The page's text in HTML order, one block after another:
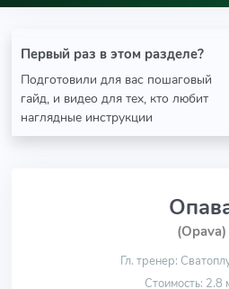
Первый раз в этом разделе?
Подготовили для вас пошаговый
гайд, и видео для тех, кто любит
наглядные инструкции
(Opava)
Гл. тренер:
Стоимость: 2.8